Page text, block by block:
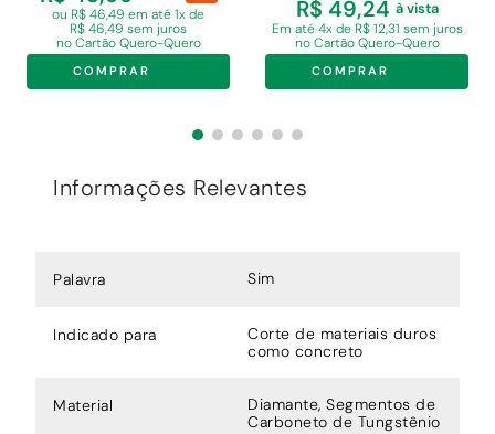
ou R$ 46,49 em até 1x de
R$ 46,49 sem juros
no Cartão Quero-Quero
COMPRAR
R$ 49,24 à vista
Em até 4x de R$ 12,31 sem juros
no Cartão Quero-Quero
COMPRAR
Informações Relevantes
Palavra Sim
Indicado para
Corte de materiais duros
como concreto
Material
Diamante, Segmentos de
Carboneto de Tungstênio